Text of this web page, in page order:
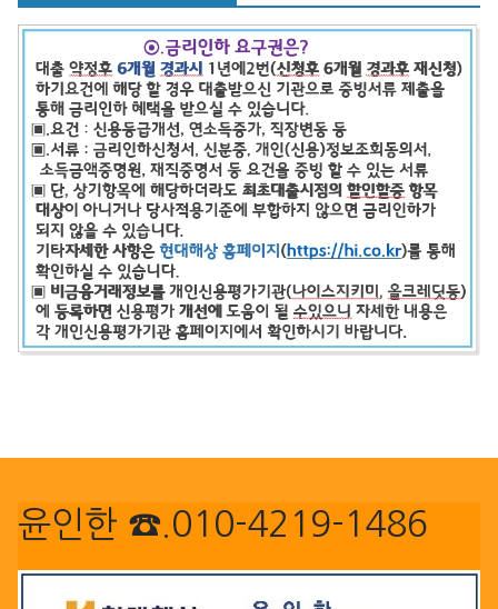
윤인한 ☎.010-4219-1486